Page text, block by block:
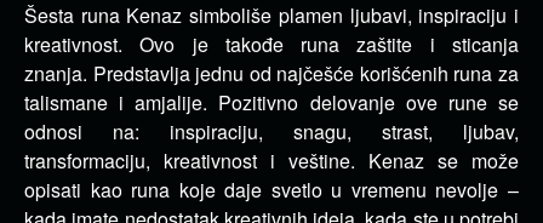
Šesta runa Kenaz simboliše plamen ljubavi, inspiraciju i
kreativnost. Ovo je takođe runa zaštite i sticanja
znanja. Predstavlja jednu od najčešće korišćenih runa za
talismane i amjalije. Pozitivno delovanje ove rune se
odnosi na: inspiraciju, snagu, strast, ljubav,
transformaciju, kreativnost i veštine. Kenaz se može
opisati kao runa koje daje svetlo u vremenu nevolje –